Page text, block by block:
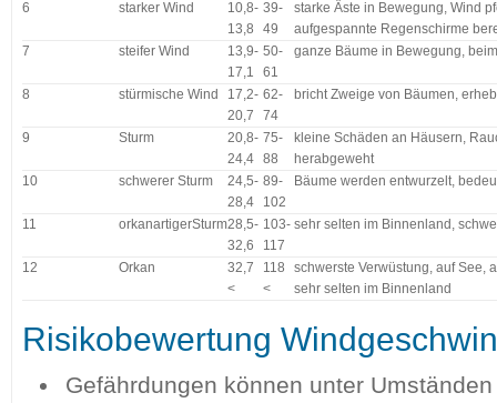
6
starker Wind
10,8-
13,8
39-
49
starke Äste in Bewegung, Wind
aufgespannte Regenschirme
7
steifer Wind
13,9-
17,1
50-
61
ganze Bäume in Bewegung,
8 stürmische Wind
17,2-
20,7
62-
74
bricht Zweige von Bäumen,
9 Sturm
20,8-
24,4
75-
88
kleine Schäden an Häusern,
herabgeweht
10
schwerer Sturm
24,5-
28,4
89-
102
Bäume werden entwurzelt,
11 orkanartigerSturm28,5-
32,6
103-
117
sehr selten im Binnenland,
12 Orkan
32,7
<
118
<
schwerste Verwüstung, auf See,
sehr selten im Binnenland
Risikobewertung
Gefährdungen können unter